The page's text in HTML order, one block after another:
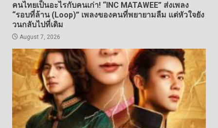
คนไทยเป็นอะไรกับคนเก่า! “INC MATAWEE” ส่งเพลง
“รอบที่ล้าน (Loop)” เพลงของคนที่พยายามลืม แต่หัวใจยัง
วนกลับไปที่เดิม
August 7, 2026